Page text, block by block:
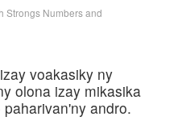
Strongs Numbers and
voakasiky ny
olona izay mikasika
andro.